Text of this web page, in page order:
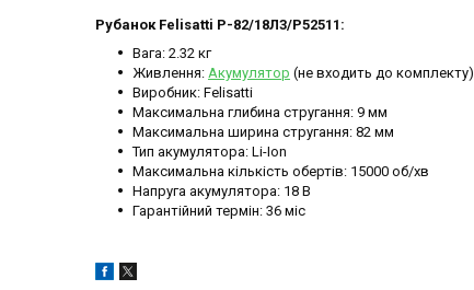
Рубанок Felisatti Р-82/18Л3/P52511:
Вага: 2.32 кг
Живлення: Акумулятор (не входить до комплекту)
Виробник: Felisatti
Максимальна глибина стругання: 9 мм
Максимальна ширина стругання: 82 мм
Тип акумулятора: Li-Ion
Максимальна кількість обертів: 15000 об/хв
Напруга акумулятора: 18 В
Гарантійний термін: 36 міс